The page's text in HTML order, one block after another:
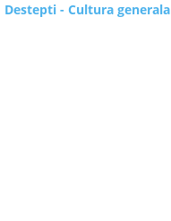
Destepti - Cultura generala